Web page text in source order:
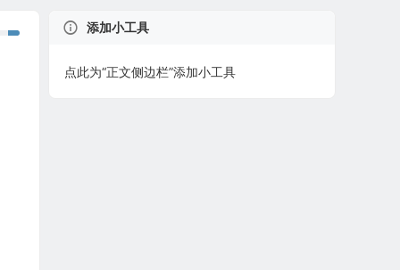
添加小工具
点此为“正文侧边栏”添加小工具